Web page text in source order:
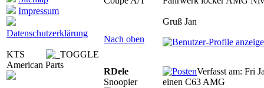
Impressum
Datenschutzerklärung
KTS
American Parts
Gruß Jan
Nach oben
RDele
Snoopier
Verfasst am: Fri
einen C63 AMG